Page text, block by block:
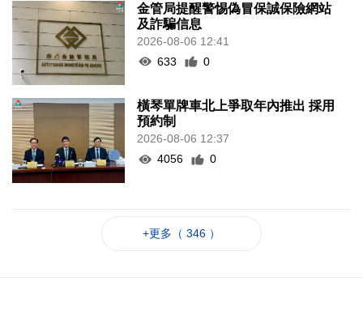
金管局提醒警惕偽冒保誠保險網站
及詐騙信息
2026-08-06 12:41
633
0
橫琴單牌車北上爭取年內推出 採用
預約制
2026-08-06 12:37
4056
0
+更多（ 346 ）